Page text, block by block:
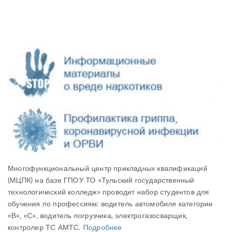
Многофункциональный центр прикладных квалификаций
(МЦПК) на базе ГПОУ ТО «Тульский государственный
технологический колледж» проводит набор студентов для
обучения по профессиям: водитель автомобиля категории
«В», «С», водитель погрузчика, электрогазосварщик,
контролер ТС АМТС. Подробнее